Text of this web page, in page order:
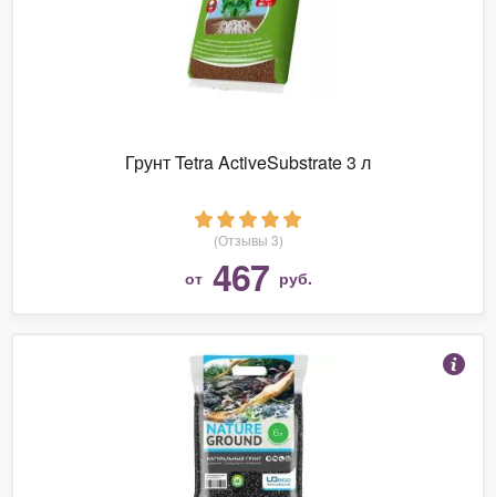
Грунт Tetra ActiveSubstrate 3 л
(Отзывы 3)
от 467 руб.